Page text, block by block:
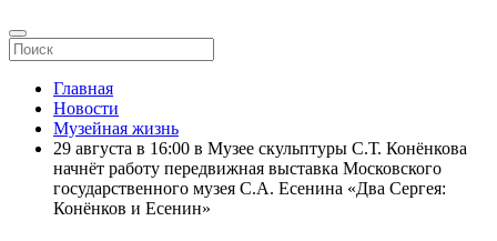
Главная
Новости
Музейная жизнь
29 августа в 16:00 в Музее скульптуры С.Т. Конёнкова
начнёт работу передвижная выставка Московского
государственного музея С.А. Есенина «Два Сергея:
Конёнков и Есенин»